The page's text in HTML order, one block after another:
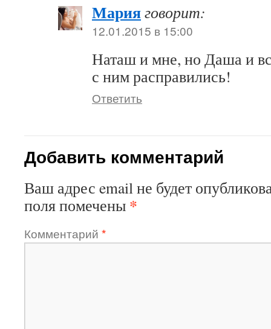
Марияговорит:
12.01.2015 в 15:00
Наташ и мне, но Даша и
с ним расправились!
Ответить
Добавить комментарий
Ваш адрес email не будет
поля помечены *
Комментарий *